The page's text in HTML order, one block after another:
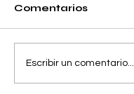
Separando la
Precisión y el
Comentarios
Escribir un comentario...